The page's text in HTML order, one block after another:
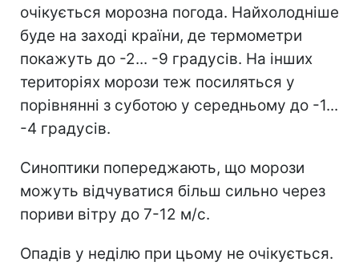
очікується морозна погода. Найхолодніше
буде на заході країни, де термометри
покажуть до -2... -9 градусів. На інших
територіях морози теж посиляться у
порівнянні з суботою у середньому до -1...
-4 градусів.
Синоптики попереджають, що морози
можуть відчуватися більш сильно через
пориви вітру до 7-12 м/c.
Опадів у неділю при цьому не очікується.